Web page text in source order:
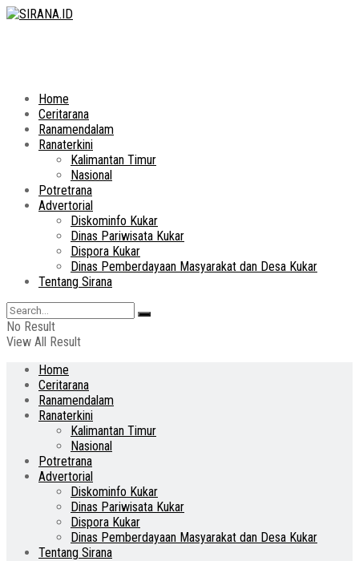
Home
Ceritarana
Ranamendalam
Ranaterkini
Kalimantan Timur
Nasional
Potretrana
Advertorial
Diskominfo Kukar
Dinas Pariwisata Kukar
Dispora Kukar
Dinas Pemberdayaan Masyarakat dan Desa Kukar
Tentang Sirana
No Result
View All Result
Home
Ceritarana
Ranamendalam
Ranaterkini
Kalimantan Timur
Nasional
Potretrana
Advertorial
Diskominfo Kukar
Dinas Pariwisata Kukar
Dispora Kukar
Dinas Pemberdayaan Masyarakat dan Desa Kukar
Tentang Sirana